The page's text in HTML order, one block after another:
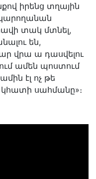
իրենց տղային
տակ մտնել,
են,
վրա ա դասվելու
ամեն պոստում
էլ ոչ թե
կհատի սահմանը»։